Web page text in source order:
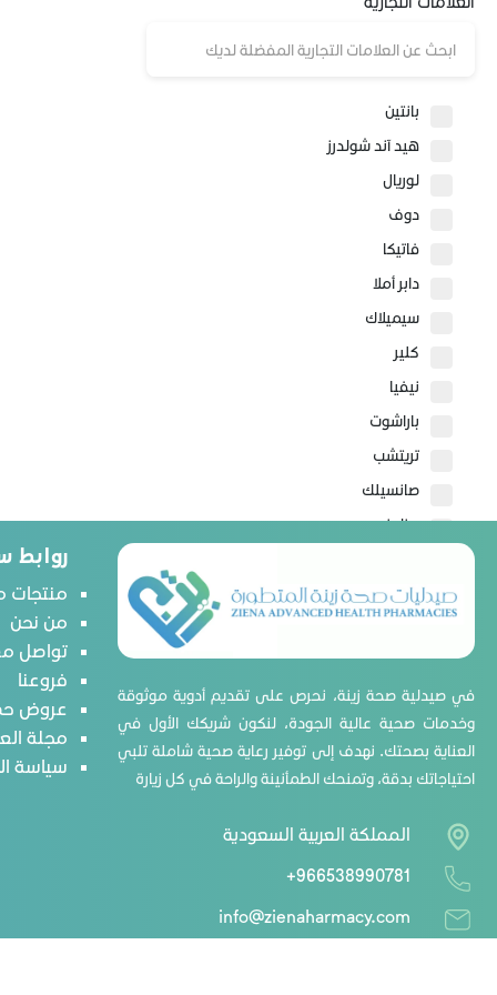
أدوية العين والأذن
الكوليسترول والدهون الثلاثيةالعدسات
بانتين
هيد آند شولدرز
لوريال
دوف
فاتيكا
دابر أملا
سيميلاك
كلير
نيفيا
باراشوت
تريتشب
صانسيلك
بيزلين
سيتافيل
لابيلو
جونسون
بيرت بلس
كيرفري
فابي ميلك
آرم آند هامر
في صيدلية صحة زينة، نحرص على تقديم أدوية موثوقة
وخدمات صحية عالية الجودة، لنكون شريكك الأول في
العناية بصحتك. نهدف إلى توفير رعاية صحية شاملة تلبي
احتياجاتك بدقة، وتمنحك الطمأنينة والراحة في كل زيارة
المملكة العربية السعودية
+966538990781
info@zienaharmacy.com
روابط
منتجات
من نحن
تواصل
فروعنا
عروض
مجلة
سياسة